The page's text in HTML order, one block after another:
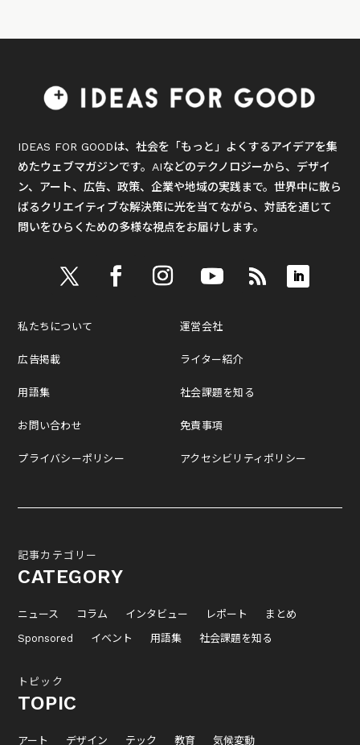
IDEAS FOR GOODは、社会を「もっと」よくするアイデアを集
めたウェブマガジンです。AIなどのテクノロジーから、デザイ
ン、アート、広告、政策、企業や地域の実践まで。世界中に散ら
ばるクリエイティブな解決策に光を当てながら、対話を通じて
問いをひらくための多様な視点をお届けします。
私たちについて
広告掲載
用語集
お問い合わせ
プライバシーポリシー
運営会社
ライター紹介
社会課題を知る
免責事項
アクセシビリティポリシー
記事カテゴリー
CATEGORY
ニュース コラム インタビュー レポート
まとめ
Sponsored
イベント 用語集 社会課題を知る
トピック
TOPIC
アート デザイン テック 教育 気候変動